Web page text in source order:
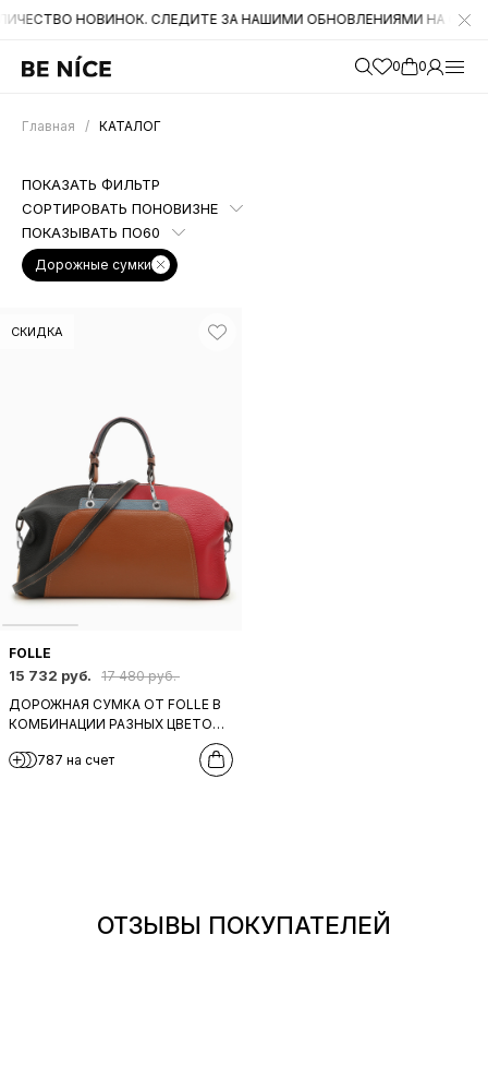
НОВИНОК. СЛЕДИТЕ ЗА НАШИМИ ОБНОВЛЕНИЯМИ НА САЙТЕ. А
0 0
Главная / КАТАЛОГ
ПОКАЗАТЬ ФИЛЬТР
Дорожные сумки
СОРТИРОВАТЬ ПОНОВИЗНЕ
ПОКАЗЫВАТЬ ПО60
СКИДКА
FOLLE
15 732 руб.
17 480 руб.
ДОРОЖНАЯ СУМКА ОТ FOLLE В
КОМБИНАЦИИ РАЗНЫХ ЦВЕТОВ
787 на счет
ОТЗЫВЫ ПОКУПАТЕЛЕЙ